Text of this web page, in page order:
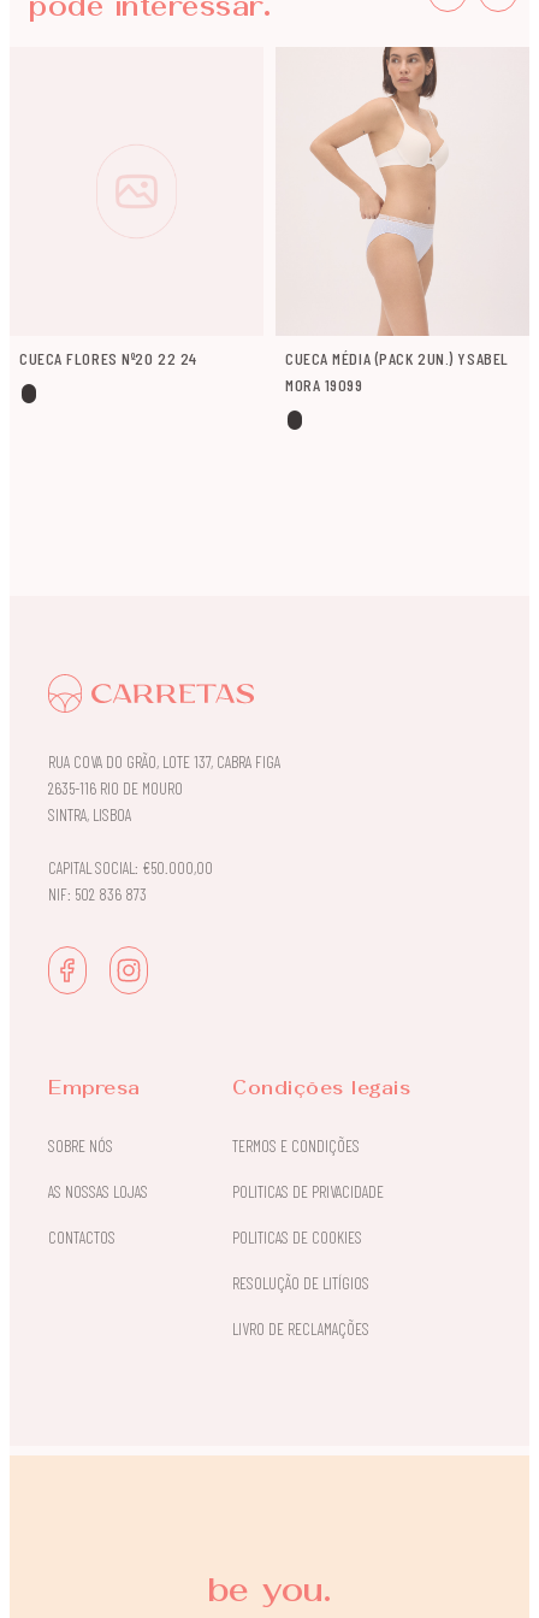
pode interessar.
CUECA FLORES Nº20 22 24
CUECA MÉDIA (PACK 2UN.) YSABEL
MORA 19099
RUA COVA DO GRÃO, LOTE 137, CABRA FIGA
2635-116 RIO DE MOURO
SINTRA, LISBOA
CAPITAL SOCIAL: €50.000,00
NIF: 502 836 873
Empresa
SOBRE NÓS
AS NOSSAS LOJAS
CONTACTOS
Condições legais
TERMOS E CONDIÇÕES
POLITICAS DE PRIVACIDADE
POLITICAS DE COOKIES
RESOLUÇÃO DE LITÍGIOS
LIVRO DE RECLAMAÇÕES
be you.